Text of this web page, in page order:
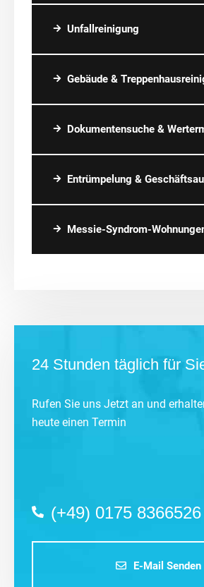
Unfallreinigung
Gebäude &
Dokumentensuche &
Entrümpelung &
Messie-Syndrom-
24 Stunden täglich für
Rufen Sie uns Jetzt an und
heute einen Termin
(+49) 0175 8366526
E-Mail Senden